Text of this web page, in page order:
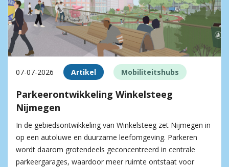
07-07-2026 Artikel Mobiliteitshubs
Parkeerontwikkeling Winkelsteeg
Nijmegen
In de gebiedsontwikkeling van Winkelsteeg zet Nijmegen in
op een autoluwe en duurzame leefomgeving. Parkeren
wordt daarom grotendeels geconcentreerd in centrale
parkeergarages, waardoor meer ruimte ontstaat voor